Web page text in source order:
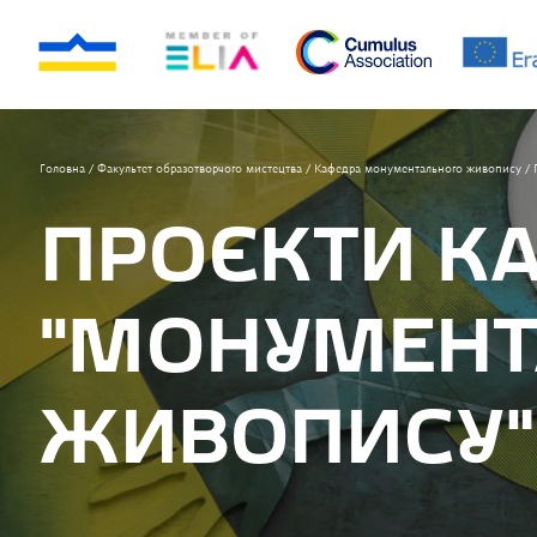
Головна / Факультет образотворчого мистецтва / Кафедра монументального живопису /
ПРОЄКТИ
ЖИВОПИСУ”